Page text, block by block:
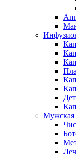
Мужская